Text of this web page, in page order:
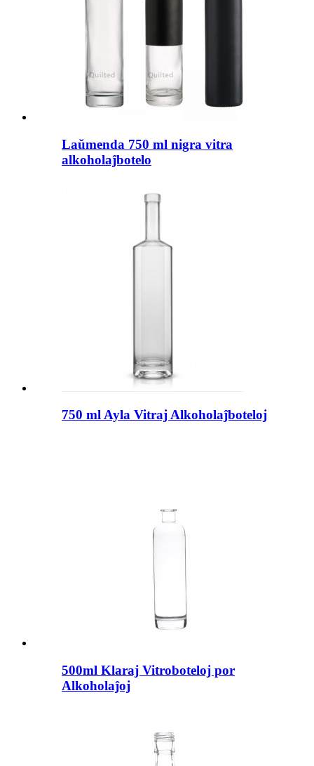
Laŭmenda 750 ml nigra vitra
alkoholaĵbotelo
750 ml Ayla Vitraj Alkoholaĵboteloj
500ml Klaraj Vitroboteloj por
Alkoholaĵoj